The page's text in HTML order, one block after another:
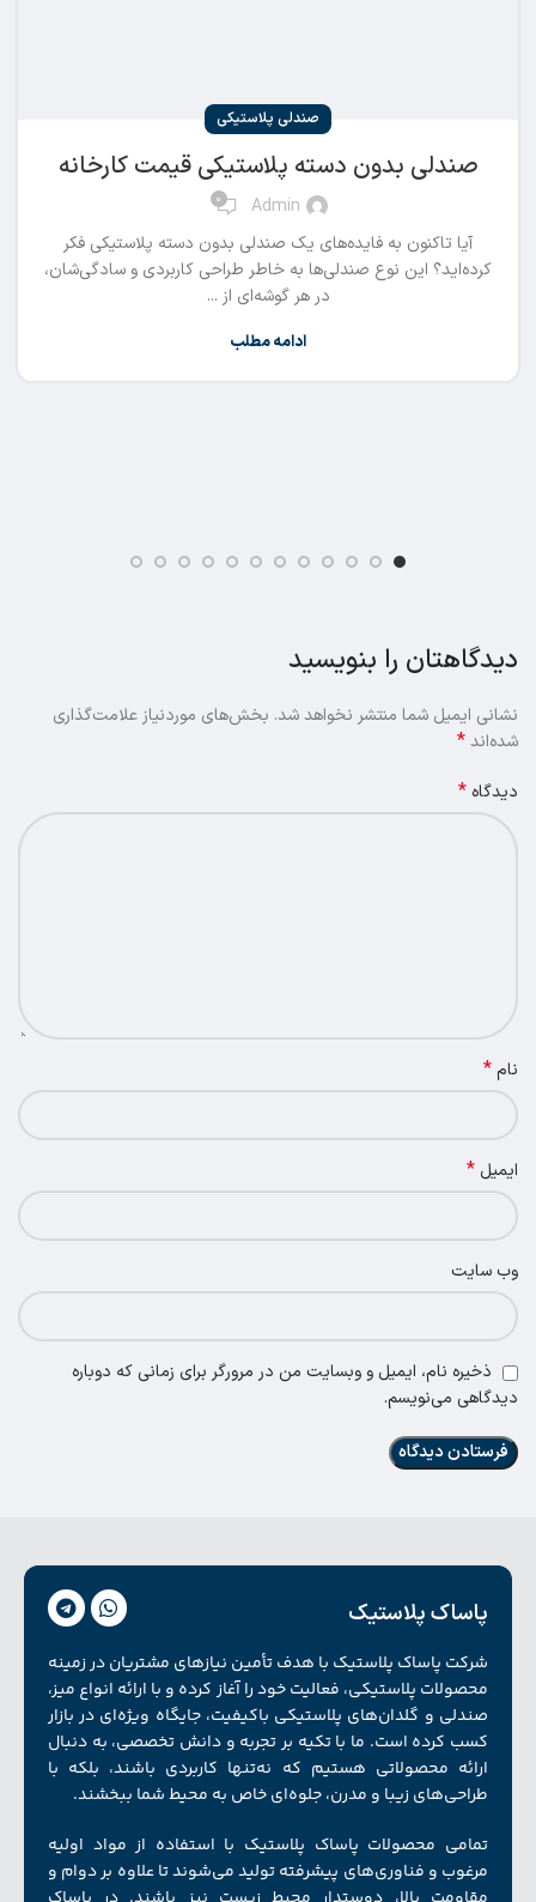
صندلی پلاستیکی
صندلی بدون دسته پلاستیکی قیمت کارخانه
Admin
0
آیا تاکنون به فایده‌های یک صندلی بدون دسته پلاستیکی فکر
کرده‌اید؟ این نوع صندلی‌ها به خاطر طراحی کاربردی و سادگی‌شان،
در هر گوشه‌ای از ...
ادامه مطلب
دیدگاهتان را بنویسید
نشانی ایمیل شما منتشر نخواهد شد. بخش‌های موردنیاز علامت‌گذاری
شده‌اند*
دیدگاه *
نام*
ایمیل *
وب‌ سایت
ذخیره نام، ایمیل و وبسایت من در مرورگر برای زمانی که دوباره
دیدگاهی می‌نویسم.
پاساک پلاستیک
شرکت پاساک پلاستیک با هدف تأمین نیازهای مشتریان در زمینه
محصولات پلاستیکی، فعالیت خود را آغاز کرده و با ارائه انواع میز،
صندلی و گلدان‌های پلاستیکی باکیفیت، جایگاه ویژه‌ای در بازار
کسب کرده است. ما با تکیه بر تجربه و دانش تخصصی، به دنبال
ارائه محصولاتی هستیم که نه‌تنها کاربردی باشند، بلکه با
طراحی‌های زیبا و مدرن، جلوه‌ای خاص به محیط شما ببخشند.
تمامی محصولات پاساک پلاستیک با استفاده از مواد اولیه
مرغوب و فناوری‌های پیشرفته تولید می‌شوند تا علاوه بر دوام و